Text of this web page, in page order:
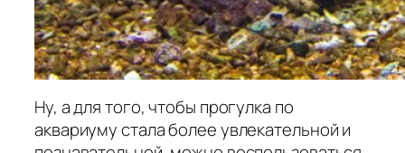
Ну, а для того, чтобы прогулка по
аквариуму стала более увлекательной и